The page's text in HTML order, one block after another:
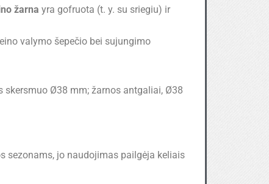
žarna yra gofruota (t. y. su sriegiu) ir
valymo šepečio bei sujungimo
Ø38 mm; žarnos antgaliai, Ø38
sezonams, jo naudojimas pailgėja keliais